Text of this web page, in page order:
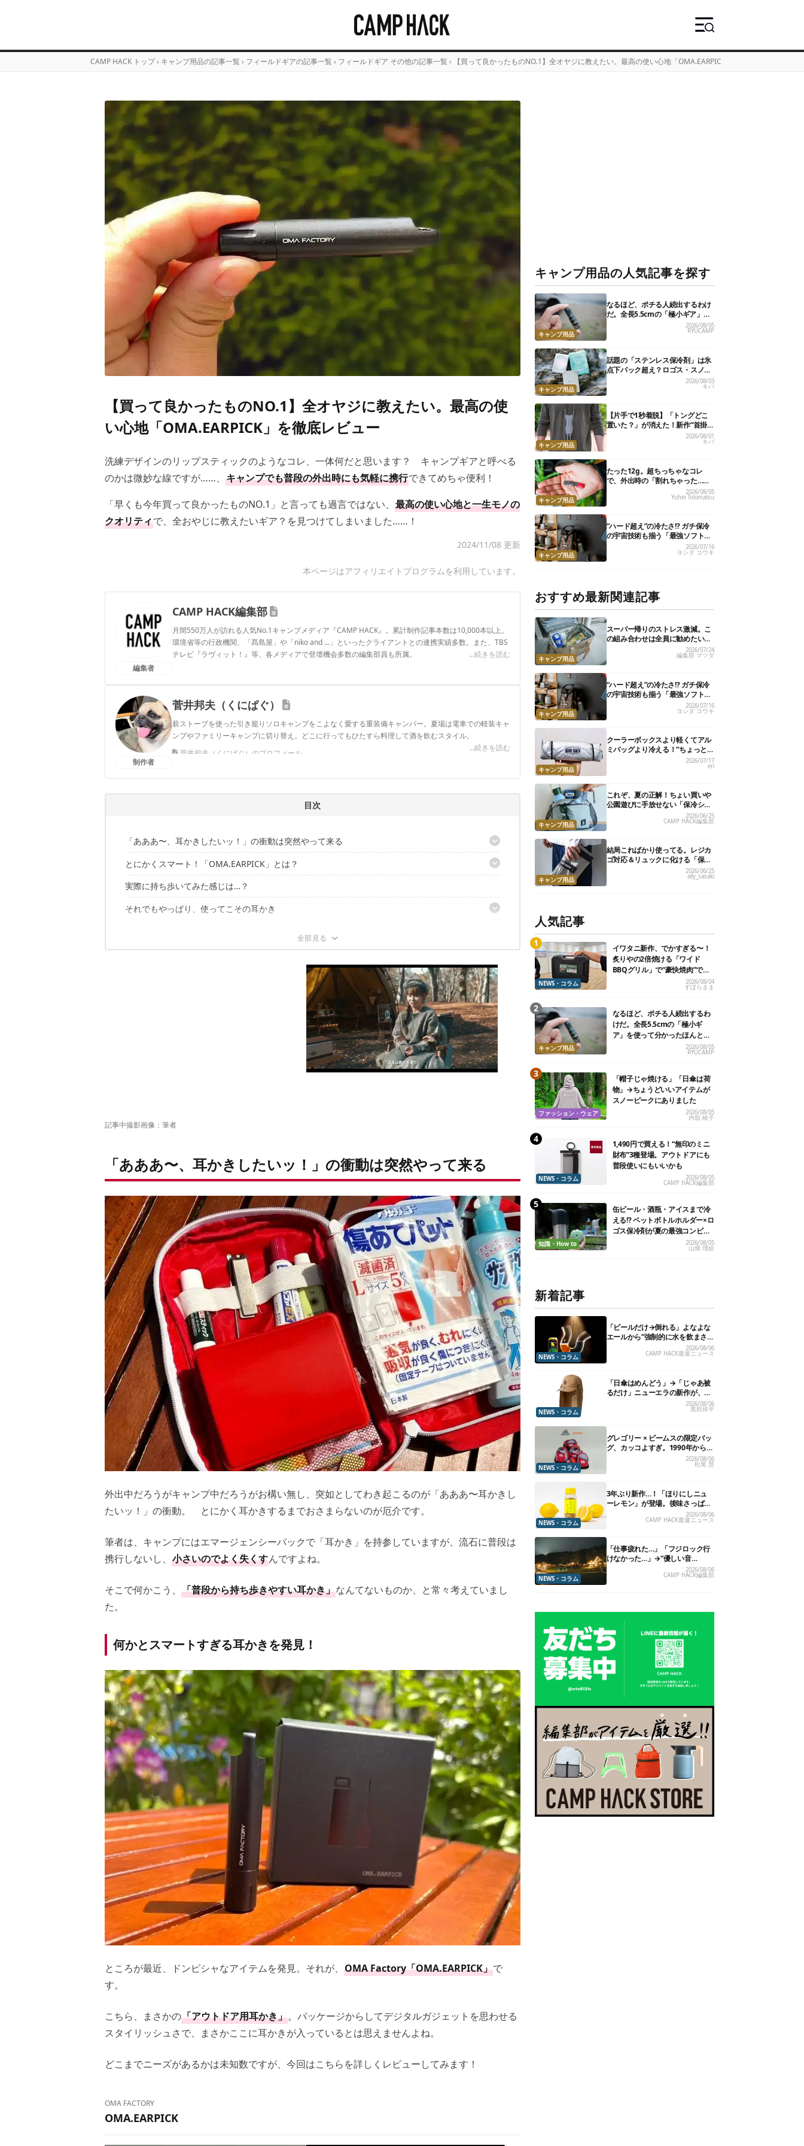
CAMP HACK トップ › キャンプ用品の記事一覧 › フィールドギアの記事一覧 › フィールドギア その他の記事一覧 › 【買って良かったものNO.1】全オヤジに教えたい。最高の使い心地「OMA.EARPICK」を徹底レビュー
【買って良かったものNO.1】全オヤジに教えたい。最高の使
い心地「OMA.EARPICK」を徹底レビュー
洗練デザインのリップスティックのようなコレ、一体何だと思います？ キャンプギアと呼べる
のかは微妙な線ですが……、 キャンプでも普段の外出時にも気軽に携行できてめちゃ便利！
「早くも今年買って良かったものNO.1」と言っても過言ではない、 最高の使い心地と一生モノの
クオリティで、全おやじに教えたいギア？を見つけてしまいました……！
2024/11/08 更新
本ページはアフィリエイトプログラムを利用しています。
編集者
CAMP HACK編集部
月間550万人が訪れる人気No.1キャンプメディア『CAMP HACK』。累計制作記事本数は10,000本以上。
環境省等の行政機関、「髙島屋」や「niko and ...」といったクライアントとの連携実績多数。また、TBS
テレビ『ラヴィット！』等、各メディアで登壇機会多数の編集部員も所属。
...続きを読む
制作者
菅井邦夫（くにぱぐ）
薪ストーブを使った引き籠りソロキャンプをこよなく愛する重装備キャンパー。夏場は電車での軽装キャ
ンプやファミリーキャンプに切り替え。どこに行ってもひたすら料理して酒を飲むスタイル。
...続きを読む
菅井邦夫（くにぱぐ）のプロフィール
目次
「あああ〜、耳かきしたいッ！」の衝動は突然やって来る
何かとスマートすぎる耳かきを発見！
とにかくスマート！「OMA.EARPICK」とは？
こんなカッコいい耳かき見たことない！
スパイラル式のハイエンドモデル！
実際に持ち歩いてみた感じは…？
それでもやっぱり、使ってこその耳かき
未知の感覚…けど、きもちいぃ〜
「OMA.EARPICK」は一生モノ。耳かき好きはマストバイ！
記事中撮影画像：筆者
「あああ〜、耳かきしたいッ！」の衝動は突然やって来る
外出中だろうがキャンプ中だろうがお構い無し、突如としてわき起こるのが「あああ〜耳かきし
たいッ！」の衝動。 とにかく耳かきするまでおさまらないのが厄介です。
筆者は、キャンプにはエマージェンシーパックで「耳かき」を持参していますが、流石に普段は
携行しないし、 小さいのでよく失くすんですよね。
そこで何かこう、 「普段から持ち歩きやすい耳かき」なんてないものか、と常々考えていまし
た。
何かとスマートすぎる耳かきを発見！
ところが最近、ドンピシャなアイテムを発見。それが、 OMA Factory「OMA.EARPICK」で
す。
こちら、まさかの「アウトドア用耳かき」。パッケージからしてデジタルガジェットを思わせる
スタイリッシュさで、まさかここに耳かきが入っているとは思えませんよね。
どこまでニーズがあるかは未知数ですが、今回はこちらを詳しくレビューしてみます！
OMA FACTORY
OMA.EARPICK
キャンプ用品の人気記事を探す
キャンプ用品
なるほど、ポチる人続出するわけ
だ。全長5.5cmの「極小ギア」を
使って分かったほんとの魅力2026/08/05
RYUCAMP
キャンプ用品
話題の「ステンレス保冷剤」は氷
点下パック超え？ロゴス・スノー
ピーク・爆売れノーブランド品を
比べてみた
2026/08/03
キバ
キャンプ用品
【片手で1秒着脱】「トングどこ
置いた？」が消えた！新作“首掛
けトング”、男心くすぐるギミッ
2026/08/01
キバ
キャンプ用品
たった12g。超ちっちゃなコレ
で、外出時の「割れちゃった…」
2026/08/05
Yuhei Tokimatsu
キャンプ用品
“ハード超え”の冷たさ!? ガチ保冷
の宇宙技術も揃う「最強ソフトク
ーラー」17選
2026/07/16
ヨシダ コウキ
おすすめ最新関連記事
キャンプ用品
スーパー帰りのストレス激減。こ
の組み合わせは全員に勧めたい
【編集部のリアル購入品】2026/07/24
編集部 マツダ
キャンプ用品
“ハード超え”の冷たさ!? ガチ保冷
の宇宙技術も揃う「最強ソフトク
ーラー」17選
2026/07/16
ヨシダ コウキ
キャンプ用品
クーラーボックスより軽くてアル
ミバッグより冷える！“ちょっと
の保冷”に大活躍の軽量バッグ7選
2026/07/17
eri
キャンプ用品
これぞ、夏の正解！ちょい買いや
公園遊びに手放せない「保冷ショ
2026/06/25
CAMP HACK編集部
キャンプ用品
結局こればかり使ってる。レジカ
ゴ対応＆リュックに化ける「保冷
2026/06/25
ally_sasaki
人気記事
NEWS・コラム
イワタニ新作、でかすぎる〜！
炙りやの2倍焼ける「ワイド
BBQグリル」で“豪快焼肉”でき
2026/08/04
ずぼらまま
キャンプ用品
なるほど、ポチる人続出するわ
けだ。全長5.5cmの「極小ギ
ア」を使って分かったほんとの
2026/08/05
RYUCAMP
ファッション・ウェア
「帽子じゃ焼ける」「日傘は荷
物」→ちょうどいいアイテムが
スノーピークにありました
2026/08/05
内舘 綾子
NEWS・コラム
1,490円で買える！“無印のミニ
財布”3種登場。アウトドアにも
普段使いにもいいかも
2026/08/05
CAMP HACK編集部
知識・How to
缶ビール・酒瓶・アイスまで冷
える!? ペットボトルホルダー×ロ
ゴス保冷剤が夏の最強コンビだ
2026/08/05
山畑 理絵
新着記事
NEWS・コラム
「ビールだけ→倒れる」よなよな
エールから“強制的に水を飲まさ
2026/08/06
CAMP HACK最速ニュース
NEWS・コラム
「日傘はめんどう」→「じゃあ被
るだけ」ニューエラの新作が、真
2026/08/06
黒田祥平
NEWS・コラム
グレゴリー × ビームスの限定バッ
グ、カッコよすぎ。1990年から“3
年のみ使用”されていた、紫タグ
2026/08/06
松尾 慧
NEWS・コラム
3年ぶり新作…！「ほりにしニュ
ーレモン」が登場。後味さっぱり
の万能スパイス！【8月21日発
2026/08/06
CAMP HACK最速ニュース
NEWS・コラム
「仕事疲れた…」「フジロック行
けなかった…」→“優しい音
楽”と“大きな自然”で治癒。まだ間
2026/08/06
CAMP HACK編集部